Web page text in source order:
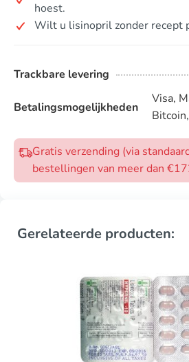
hoest.
Wilt u lisinopril zonder recept
Trackbare levering
Betalingsmogelijkheden
Visa,
Gratis verzending (via
bestellingen van meer dan
Gerelateerde producten: